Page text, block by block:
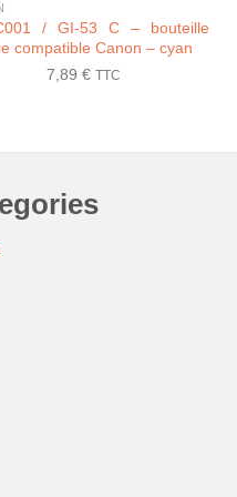
/ GI-53 C – bouteille
compatible Canon – cyan
7,89 € TTC